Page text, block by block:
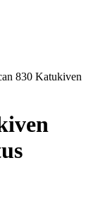
830 Katukiven